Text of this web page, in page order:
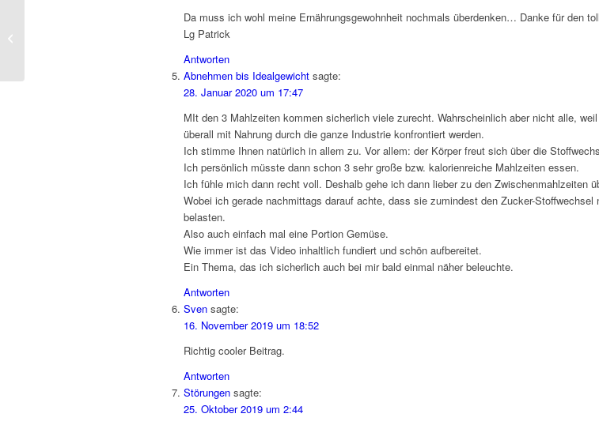
Da muss ich wohl meine Ernährungsgewohnheit nochmals überdenken… Danke für den
Lg Patrick
Antworten
Abnehmen bis Idealgewicht sagte:
28. Januar 2020 um 17:47
MIt den 3 Mahlzeiten kommen sicherlich viele zurecht. Wahrscheinlich aber nicht alle,
überall mit Nahrung durch die ganze Industrie konfrontiert werden.
Ich stimme Ihnen natürlich in allem zu. Vor allem: der Körper freut sich über die
Ich persönlich müsste dann schon 3 sehr große bzw. kalorienreiche Mahlzeiten essen.
Ich fühle mich dann recht voll. Deshalb gehe ich dann lieber zu den Zwischenmahlzeiten
Wobei ich gerade nachmittags darauf achte, dass sie zumindest den Zucker-Stoffwechsel
belasten.
Also auch einfach mal eine Portion Gemüse.
Wie immer ist das Video inhaltlich fundiert und schön aufbereitet.
Ein Thema, das ich sicherlich auch bei mir bald einmal näher beleuchte.
Antworten
Sven sagte:
16. November 2019 um 18:52
Richtig cooler Beitrag.
Antworten
Störungen sagte:
25. Oktober 2019 um 2:44